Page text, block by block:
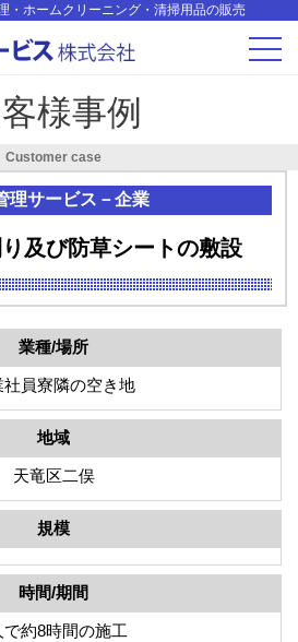
・ホームクリーニング・清掃用品の販売
様事例
Customer case
理サービス－企業
及び防草シートの敷設
業種/場所
社員寮隣の空き地
地域
天竜区二俣
規模
時間/期間
で約8時間の施工